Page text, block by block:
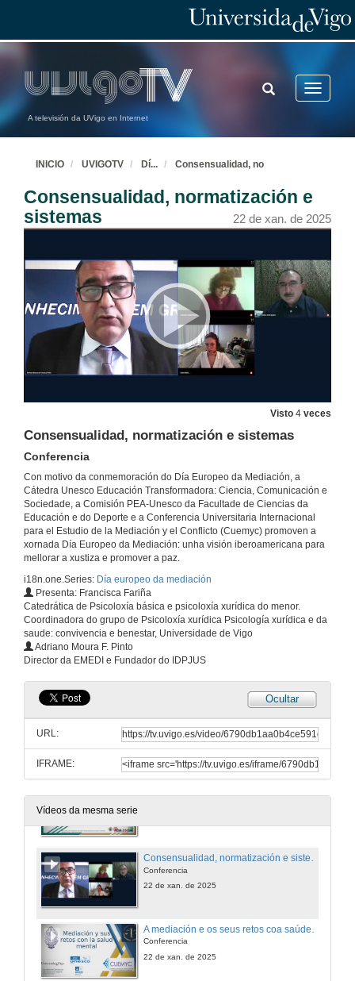
A televisión da UVigo en Internet
Toggle
TOGGLE
SEARCH
INICIO UVIGOTV Dí... Consensualidad, no
Consensualidad, normatización e
sistemas
22 de xan. de 2025
Visto 4 veces
Consensualidad, normatización e sistemas
Conferencia
Con motivo da conmemoración do Día Europeo da Mediación, a
Cátedra Unesco Educación Transformadora: Ciencia, Comunicación e
Sociedade, a Comisión PEA-Unesco da Facultade de Ciencias da
Educación e do Deporte e a Conferencia Universitaria Internacional
para el Estudio de la Mediación y el Conflicto (Cuemyc) promoven a
xornada Día Europeo da Mediación: unha visión iberoamericana para
mellorar a xustiza e promover a paz.
i18n.one.Series: Día europeo da mediación
Presenta: Francisca Fariña
Catedrática de Psicoloxía básica e psicoloxía xurídica do menor.
Coordinadora do grupo de Psicoloxía xurídica Psicología xurídica e da
saude: convivencia e benestar, Universidade de Vigo
Adriano Moura F. Pinto
Director da EMEDI e Fundador do IDPJUS
Ocultar
URL:
IFRAME:
Vídeos da mesma serie
22 de xan. de 2025
Consensualidad, normatización e sistemas
Conferencia
22 de xan. de 2025
Conferencia
22 de xan. de 2025